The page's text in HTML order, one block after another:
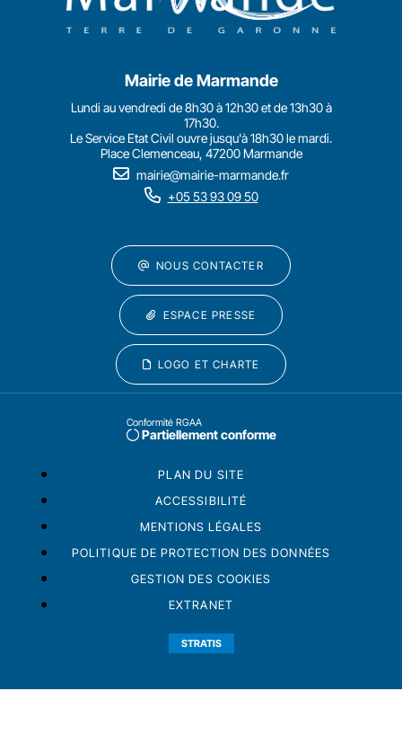
Mairie de Marmande
Lundi au vendredi de 8h30 à 12h30 et de 13h30 à
17h30.
Le Service Etat Civil ouvre jusqu'à 18h30 le mardi.
Place Clemenceau, 47200 Marmande
mairie@mairie-marmande.fr
+05 53 93 09 50
NOUS CONTACTER
ESPACE PRESSE
LOGO ET CHARTE
Conformité RGAA
Partiellement conforme
PLAN DU SITE
ACCESSIBILITÉ
MENTIONS LÉGALES
POLITIQUE DE PROTECTION DES DONNÉES
GESTION DES COOKIES
EXTRANET
STRATIS